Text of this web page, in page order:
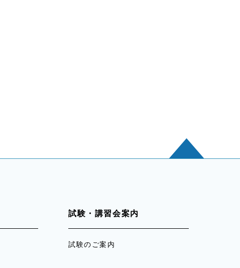
試験・講習会案内
試験のご案内